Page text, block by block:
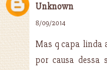
Unknown
8/09/2014
Mas q capa linda
por causa dessa